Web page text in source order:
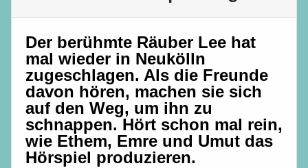
Der berühmte Räuber Lee hat
mal wieder in Neukölln
zugeschlagen. Als die Freunde
davon hören, machen sie sich
auf den Weg, um ihn zu
schnappen. Hört schon mal rein,
wie Ethem, Emre und Umut das
Hörspiel produzieren.